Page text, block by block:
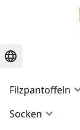
Filzpantoffeln
Socken